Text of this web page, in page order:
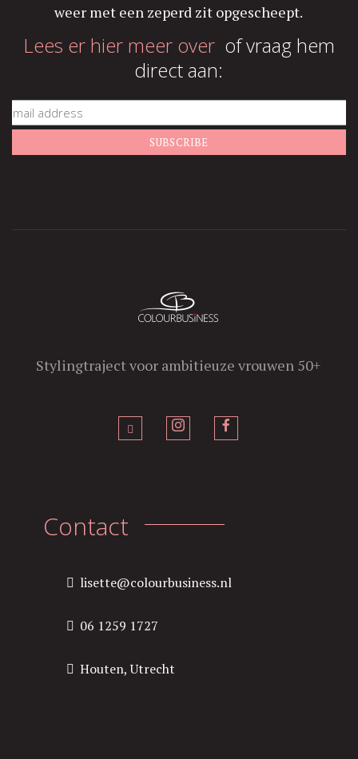
weer met een zeperd zit opgescheept.
Lees er hier meer over of vraag hem
direct aan:
Stylingtraject voor ambitieuze vrouwen 50+
Contact
lisette@colourbusiness.nl
06 1259 1727
Houten, Utrecht